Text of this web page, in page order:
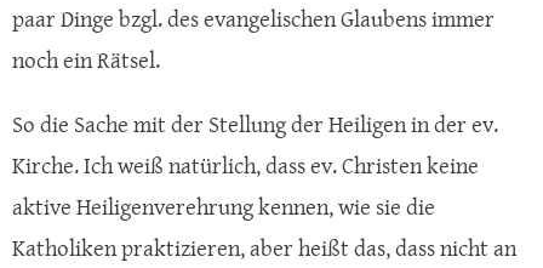
paar Dinge bzgl. des evangelischen Glaubens immer
noch ein Rätsel.
So die Sache mit der Stellung der Heiligen in der ev.
Kirche. Ich weiß natürlich, dass ev. Christen keine
aktive Heiligenverehrung kennen, wie sie die
Katholiken praktizieren, aber heißt das, dass nicht an